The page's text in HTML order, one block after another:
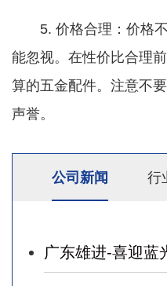
5. 价格合理：价格不
能忽视。在性价比合理
算的五金配件。注意不
声誉。
公司新闻 行
广东雄进-喜迎蓝